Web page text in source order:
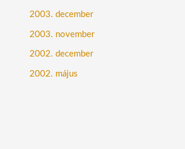
2003. december
2003. november
2002. december
2002. május